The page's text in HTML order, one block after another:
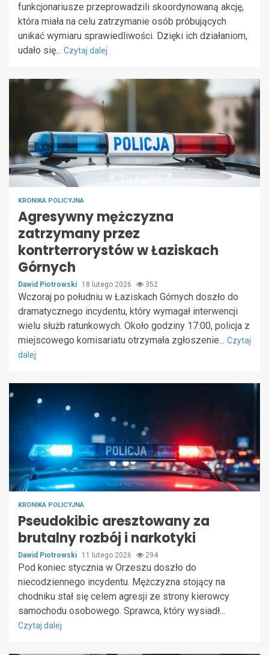
funkcjonariusze przeprowadzili skoordynowaną akcję,
która miała na celu zatrzymanie osób próbujących
unikać wymiaru sprawiedliwości. Dzięki ich działaniom,
udało się... Czytaj dalej
KRONIKA POLICYJNA
Agresywny mężczyzna
zatrzymany przez
kontrterrorystów w Łaziskach
Górnych
Dawid Piotrowski 18 lutego 2026 352
Wczoraj po południu w Łaziskach Górnych doszło do
dramatycznego incydentu, który wymagał interwencji
wielu służb ratunkowych. Około godziny 17:00, policja z
miejscowego komisariatu otrzymała zgłoszenie... Czytaj
dalej
KRONIKA POLICYJNA
Pseudokibic aresztowany za
brutalny rozbój i narkotyki
Dawid Piotrowski 11 lutego 2026 294
Pod koniec stycznia w Orzeszu doszło do
niecodziennego incydentu. Mężczyzna stojący na
chodniku stał się celem agresji ze strony kierowcy
samochodu osobowego. Sprawca, który wysiadł...
Czytaj dalej